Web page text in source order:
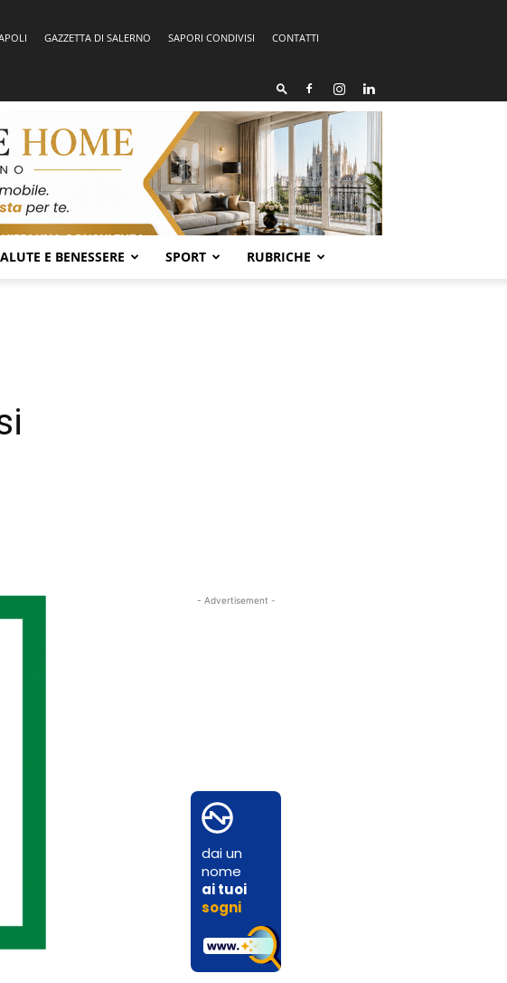
GAZZETTA DI SALERNO SAPORI CONDIVISI
CONTATTI
E BENESSERE SPORT RUBRICHE
- Advertisement -